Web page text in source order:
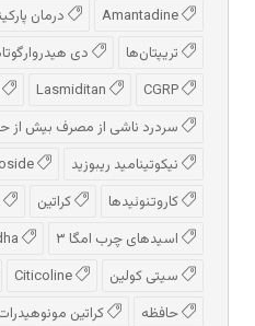
درمان
تریپتان‌ها
دی
سردرد ناشی از مصرف بیش از
نیکوتینامید ریبوزید
کاروتنوئیدها
کراتین
اسیدهای چرب امگا ۳
سیتی کولین
حافظه
کراتین